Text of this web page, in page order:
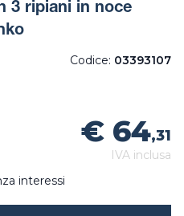
3 ripiani in noce
Codice: 03393107
€ 64,31
IVA inclusa
interessi